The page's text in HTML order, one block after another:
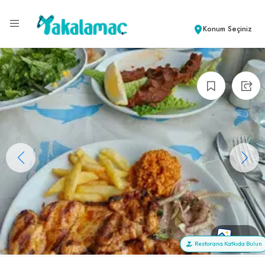
Konum Seçiniz
+22
Restorana Katkıda Bulun